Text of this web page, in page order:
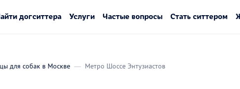
догситтера Услуги Частые вопросы Стать ситтером
для собак в Москве Метро Шоссе Энтузиастов